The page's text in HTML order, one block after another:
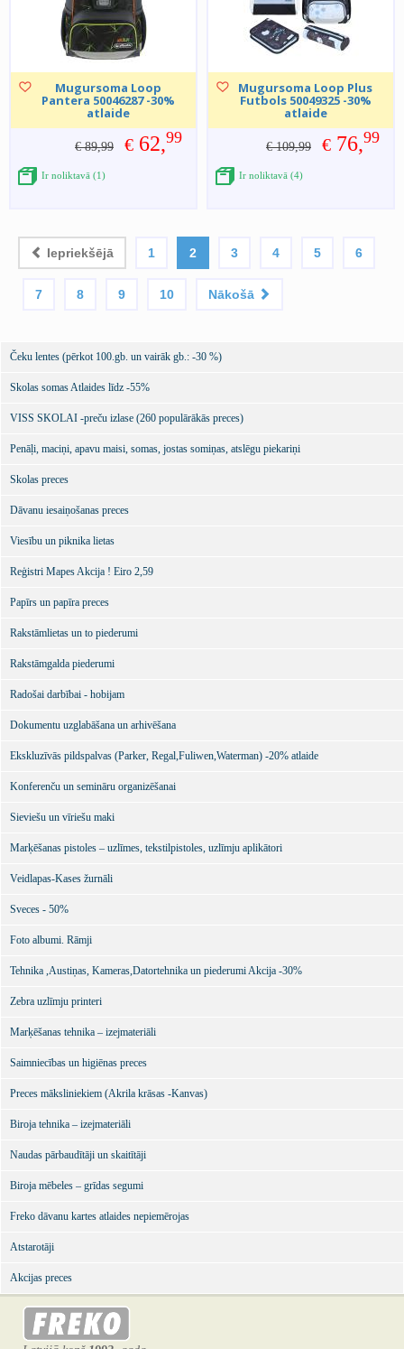
Mugursoma Loop
Pantera 50046287 -30%
atlaide
€ 89,99 € 62,99
Ir noliktavā (1)
Mugursoma Loop Plus
Futbols 50049325 -30%
atlaide
€ 109,99 € 76,99
Ir noliktavā (4)
Iepriekšējā 1 2 3 4 5 6
7 8 9 10 Nākošā
Čeku lentes (pērkot 100.gb. un vairāk gb.: -30 %)
Skolas somas Atlaides līdz -55%
VISS SKOLAI -preču izlase (260 populārākās preces)
Penāļi, maciņi, apavu maisi, somas, jostas somiņas, atslēgu piekariņi
Skolas preces
Dāvanu iesaiņošanas preces
Viesību un piknika lietas
Reģistri Mapes Akcija ! Eiro 2,59
Papīrs un papīra preces
Rakstāmlietas un to piederumi
Rakstāmgalda piederumi
Radošai darbībai - hobijam
Dokumentu uzglabāšana un arhivēšana
Ekskluzīvās pildspalvas (Parker, Regal,Fuliwen,Waterman) -20% atlaide
Konferenču un semināru organizēšanai
Sieviešu un vīriešu maki
Marķēšanas pistoles – uzlīmes, tekstilpistoles, uzlīmju aplikātori
Veidlapas-Kases žurnāli
Sveces - 50%
Foto albumi. Rāmji
Tehnika ,Austiņas, Kameras,Datortehnika un piederumi Akcija -30%
Zebra uzlīmju printeri
Marķēšanas tehnika – izejmateriāli
Saimniecības un higiēnas preces
Preces māksliniekiem (Akrila krāsas -Kanvas)
Biroja tehnika – izejmateriāli
Naudas pārbaudītāji un skaitītāji
Biroja mēbeles – grīdas segumi
Freko dāvanu kartes atlaides nepiemērojas
Atstarotāji
Akcijas preces